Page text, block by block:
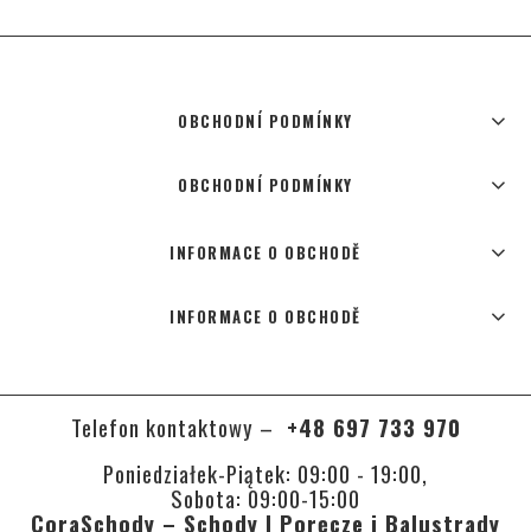
OBCHODNÍ PODMÍNKY
OBCHODNÍ PODMÍNKY
INFORMACE O OBCHODĚ
INFORMACE O OBCHODĚ
Telefon kontaktowy – +48 697 733 970
Poniedziałek-Piątek: 09:00 - 19:00,
Sobota: 09:00-15:00
CoraSchody – Schody | Poręcze i Balustrady